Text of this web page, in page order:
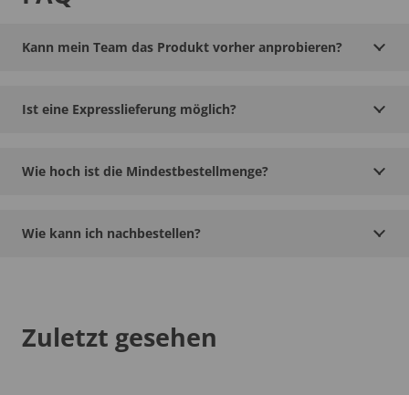
Kann mein Team das Produkt vorher anprobieren?
Ist eine Expresslieferung möglich?
Wie hoch ist die Mindestbestellmenge?
Wie kann ich nachbestellen?
Zuletzt gesehen